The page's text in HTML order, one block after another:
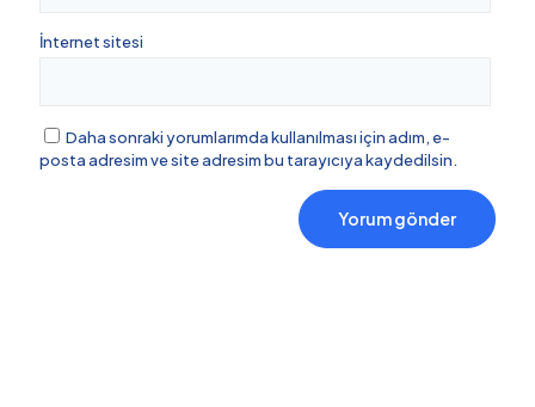
İnternet sitesi
Daha sonraki yorumlarımda kullanılması için adım, e-
posta adresim ve site adresim bu tarayıcıya kaydedilsin.